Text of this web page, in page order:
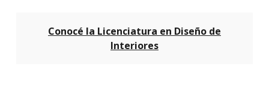
Conocé la Licenciatura en Diseño de
Interiores